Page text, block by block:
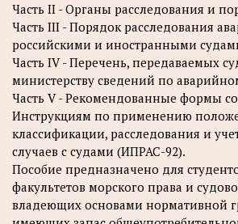
Часть II - Органы расследования и
Часть III - Порядок расследования
российскими и иностранными
Часть IV - Перечень, передаваемых
министерству сведений по
Часть V - Рекомендованные формы
Инструкциям по применению
классификации, расследования и
случаев с судами (ИПРАС-92).
Пособие предназначено для
факультетов морского права и
владеющих основами нормативной